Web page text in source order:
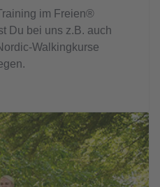
im Freien®
Du bei uns z.B. auch
Walkingkurse